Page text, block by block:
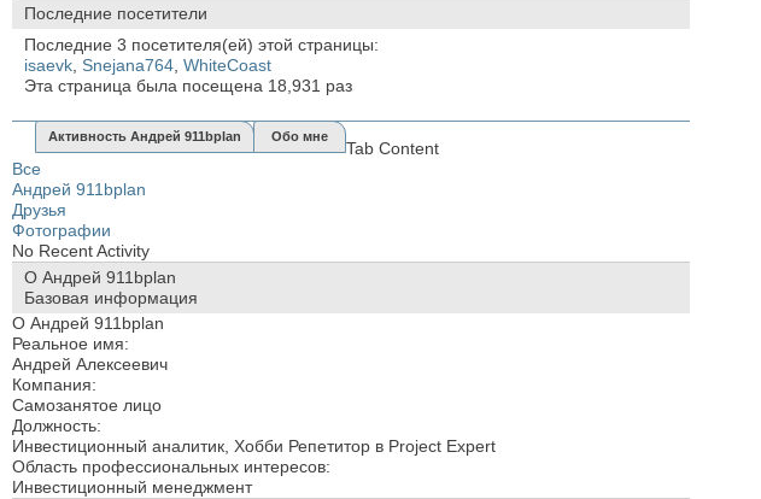
Последние посетители
Последние 3 посетителя(ей) этой страницы:
isaevk, Snejana764, WhiteCoast
Эта страница была посещена 18,931 раз
Активность Андрей 911bplan Обо мне
Tab Content
Все
Андрей 911bplan
Друзья
Фотографии
No Recent Activity
О Андрей 911bplan
Базовая информация
О Андрей 911bplan
Реальное имя:
Андрей Алексеевич
Компания:
Самозанятое лицо
Должность:
Инвестиционный аналитик, Хобби Репетитор в Project Expert
Область профессиональных интересов:
Инвестиционный менеджмент